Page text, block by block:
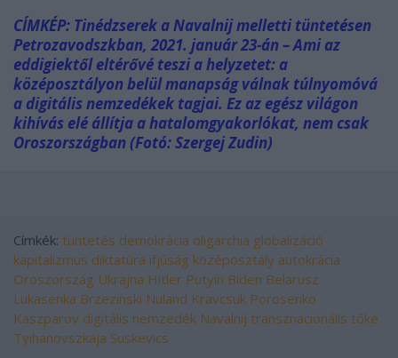
CÍMKÉP: Tinédzserek a Navalnij melletti tüntetésen
Petrozavodszkban, 2021. január 23-án – Ami az
eddigiektől eltérővé teszi a helyzetet: a
középosztályon belül manapság válnak túlnyomóvá
a digitális nemzedékek tagjai. Ez az egész világon
kihívás elé állítja a hatalomgyakorlókat, nem csak
Oroszországban (Fotó: Szergej Zudin)
Címkék: tüntetés demokrácia oligarchia globalizáció
kapitalizmus diktatúra ifjúság középosztály autokrácia
Oroszország Ukrajna Hitler Putyin Biden Belarusz
Lukasenka Brzezinski Nuland Kravcsuk Porosenko
Kaszparov digitális nemzedék Navalnij transznacionális tőke
Tyihanovszkaja Suskevics